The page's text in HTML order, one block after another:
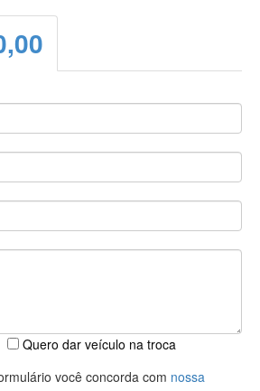
Quero dar veículo na troca
você concorda com nossa